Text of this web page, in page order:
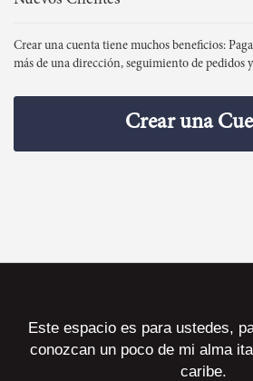
Crear una cuenta tiene muchos beneficios:
más de una dirección, seguimiento de pedidos
Crear una
Este espacio es para ustedes,
conozcan un poco de mi alma
caribe.